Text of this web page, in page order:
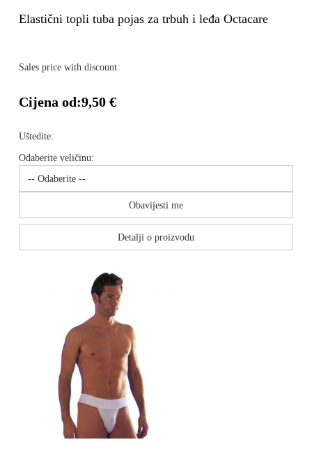
Elastični topli tuba pojas za trbuh i leđa Octacare
Sales price with discount:
Cijena od:9,50 €
Uštedite:
Odaberite veličinu:
Obavijesti me
Detalji o proizvodu